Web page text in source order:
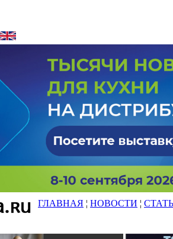
ГЛАВНАЯ ¦ НОВОСТИ ¦